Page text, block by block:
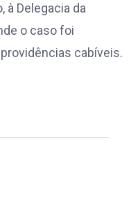
à Delegacia da
o caso foi
cabíveis.